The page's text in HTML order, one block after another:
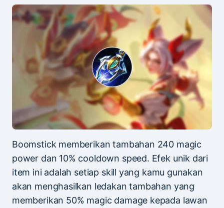
Boomstick memberikan tambahan 240 magic
power dan 10% cooldown speed. Efek unik dari
item ini adalah setiap skill yang kamu gunakan
akan menghasilkan ledakan tambahan yang
memberikan 50% magic damage kepada lawan